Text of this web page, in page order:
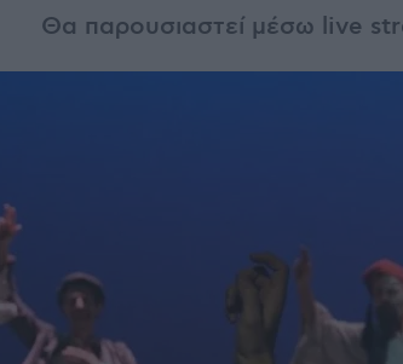
Θα παρουσιαστεί μέσω live